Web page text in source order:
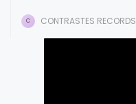
C CONTRASTES RECORDS